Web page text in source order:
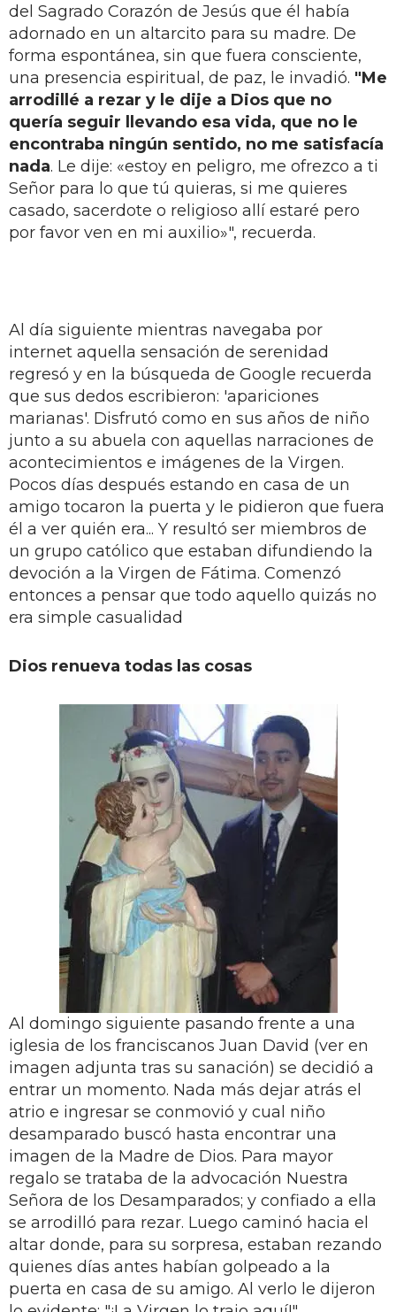
del Sagrado Corazón de Jesús que él había
adornado en un altarcito para su madre. De
forma espontánea, sin que fuera consciente,
una presencia espiritual, de paz, le invadió. "Me
arrodillé a rezar y le dije a Dios que no
quería seguir llevando esa vida, que no le
encontraba ningún sentido, no me satisfacía
nada. Le dije: «estoy en peligro, me ofrezco a ti
Señor para lo que tú quieras, si me quieres
casado, sacerdote o religioso allí estaré pero
por favor ven en mi auxilio»", recuerda.
Al día siguiente mientras navegaba por
internet aquella sensación de serenidad
regresó y en la búsqueda de Google recuerda
que sus dedos escribieron: 'apariciones
marianas'. Disfrutó como en sus años de niño
junto a su abuela con aquellas narraciones de
acontecimientos e imágenes de la Virgen.
Pocos días después estando en casa de un
amigo tocaron la puerta y le pidieron que fuera
él a ver quién era... Y resultó ser miembros de
un grupo católico que estaban difundiendo la
devoción a la Virgen de Fátima. Comenzó
entonces a pensar que todo aquello quizás no
era simple casualidad
Dios renueva todas las cosas
Al domingo siguiente pasando frente a una
iglesia de los franciscanos Juan David (ver en
imagen adjunta tras su sanación) se decidió a
entrar un momento. Nada más dejar atrás el
atrio e ingresar se conmovió y cual niño
desamparado buscó hasta encontrar una
imagen de la Madre de Dios. Para mayor
regalo se trataba de la advocación Nuestra
Señora de los Desamparados; y confiado a ella
se arrodilló para rezar. Luego caminó hacia el
altar donde, para su sorpresa, estaban rezando
quienes días antes habían golpeado a la
puerta en casa de su amigo. Al verlo le dijeron